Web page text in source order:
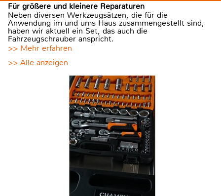
Für größere und kleinere Reparaturen
Neben diversen Werkzeugsätzen, die für die
Anwendung im und ums Haus zusammengestellt sind,
haben wir aktuell ein Set, das auch die
Fahrzeugschrauber anspricht.
>> Mehr erfahren
>> Alle anzeigen